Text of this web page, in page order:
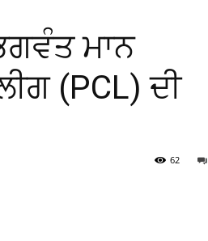
ਮਾਨ
(PCL) ਦੀ
62